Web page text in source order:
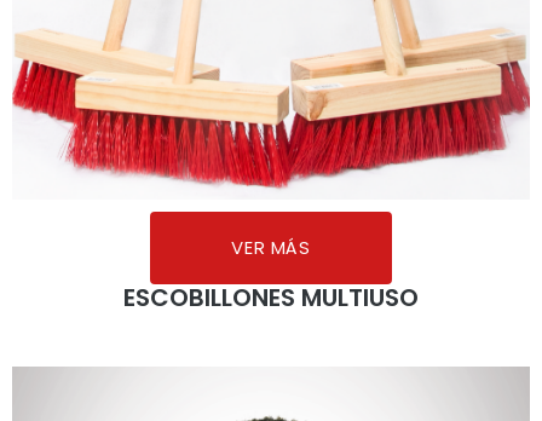
VER MÁS
ESCOBILLONES MULTIUSO